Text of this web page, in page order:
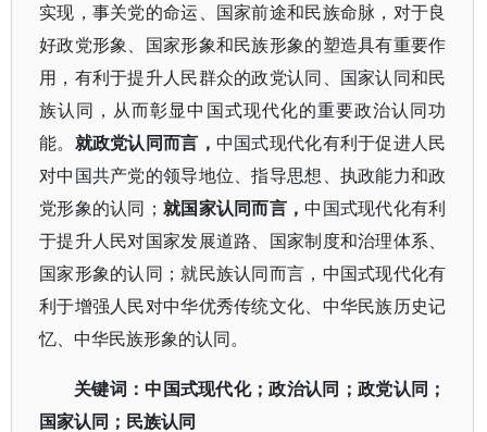
实现，事关党的命运、国家前途和民族命脉，对于良
好政党形象、国家形象和民族形象的塑造具有重要作
用， 有利于提升人民群众的政党认同、国家认同和民
族认同，从而彰显中国式现代化的重要政治认同功
能。 就政党认同而言， 中国式现代化有利于促进人民
对中国共产党的领导地位、指导思想、执政能力和政
党形象的认同； 就国家认同而言，中国式现代化有利
于提升人民对国家发展道路、国家制度和治理体系、
国家形象的认同；就民族认同而言，中国式现代化有
利于增强人民对中华优秀传统文化、中华民族历史记
忆、中华民族形象的认同。
关键词 ：中国式现代化；政治认同；政党认同；
国家认同；民族认同